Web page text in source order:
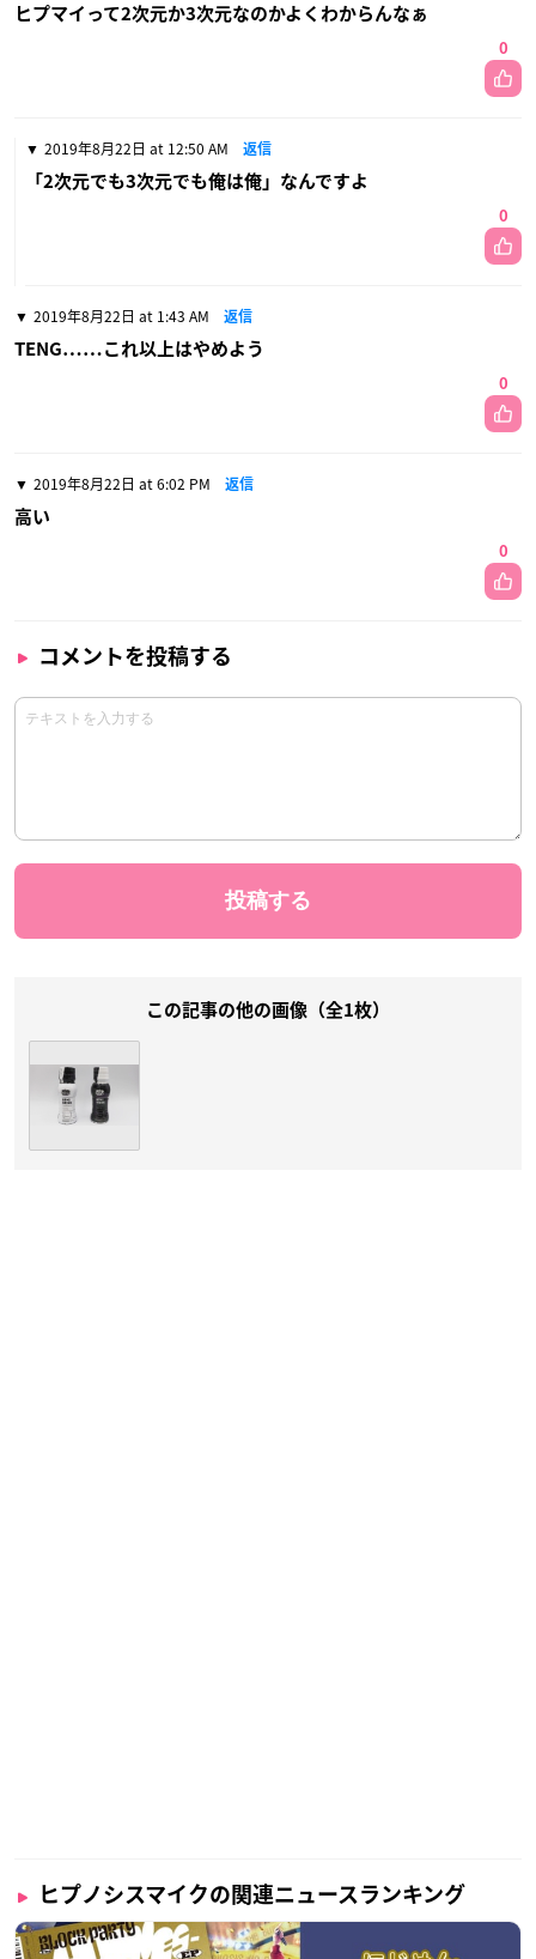
ヒプマイって2次元か3次元なのかよくわからんなぁ
0
2019年8月22日 at 12:50 AM 返信
「2次元でも3次元でも俺は俺」なんですよ
0
2019年8月22日 at 1:43 AM 返信
TENG……これ以上はやめよう
0
2019年8月22日 at 6:02 PM 返信
高い
0
コメントを投稿する
この記事の他の画像（全1枚）
ヒプノシスマイクの関連ニュースランキング